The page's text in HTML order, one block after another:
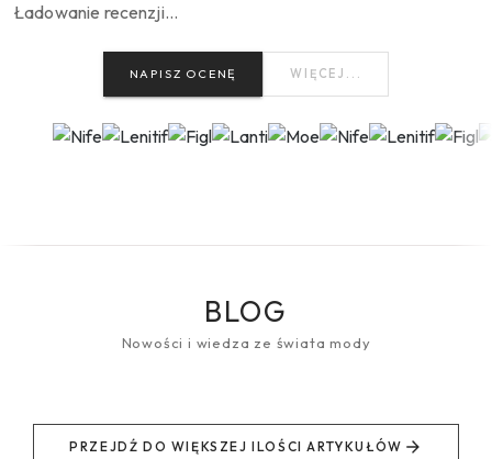
Ładowanie recenzji…
NAPISZ OCENĘ WIĘCEJ...
BLOG
Nowości i wiedza ze świata mody
PRZEJDŹ DO WIĘKSZEJ ILOŚCI ARTYKUŁÓW